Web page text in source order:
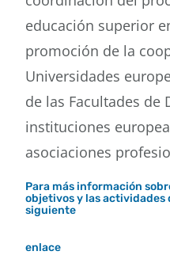
educación superior
promoción de la
Universidades
de las Facultades de
instituciones
asociaciones
Para más información
objetivos y las actividades
siguiente
enlace